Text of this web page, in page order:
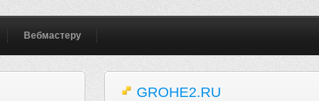
Вебмастеру
GROHE2.RU